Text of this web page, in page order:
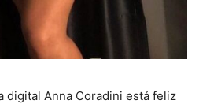
digital Anna Coradini está feliz